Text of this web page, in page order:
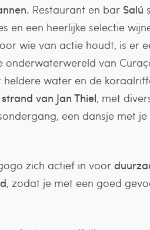
Restaurant en bar Salú
en een heerlijke selectie
wie van actie houdt, is er
onderwaterwereld van
heldere water en de
van Jan Thiel, met
een dansje met
zich actief in voor
, zodat je met een goed